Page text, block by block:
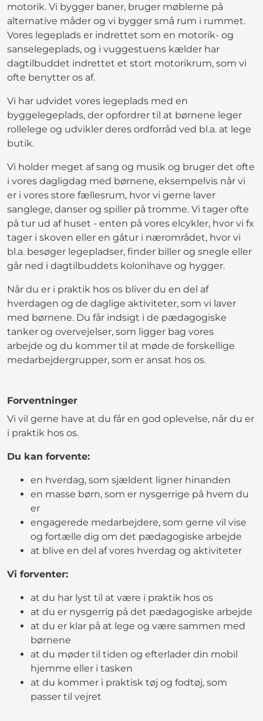
motorik. Vi bygger baner, bruger møblerne på
alternative måder og vi bygger små rum i rummet.
Vores legeplads er indrettet som en motorik- og
sanselegeplads, og i vuggestuens kælder har
dagtilbuddet indrettet et stort motorikrum, som vi
ofte benytter os af.
Vi har udvidet vores legeplads med en
byggelegeplads, der opfordrer til at børnene leger
rollelege og udvikler deres ordforråd ved bl.a. at lege
butik.
Vi holder meget af sang og musik og bruger det ofte
i vores dagligdag med børnene, eksempelvis når vi
er i vores store fællesrum, hvor vi gerne laver
sanglege, danser og spiller på tromme. Vi tager ofte
på tur ud af huset - enten på vores elcykler, hvor vi fx
tager i skoven eller en gåtur i nærområdet, hvor vi
bl.a. besøger legepladser, finder biller og snegle eller
går ned i dagtilbuddets kolonihave og hygger.
Når du er i praktik hos os bliver du en del af
hverdagen og de daglige aktiviteter, som vi laver
med børnene. Du får indsigt i de pædagogiske
tanker og overvejelser, som ligger bag vores
arbejde og du kommer til at møde de forskellige
medarbejdergrupper, som er ansat hos os.
Forventninger
Vi vil gerne have at du får en god oplevelse, når du er
i praktik hos os.
Du kan forvente:
en hverdag, som sjældent ligner hinanden
en masse børn, som er nysgerrige på hvem du
er
engagerede medarbejdere, som gerne vil vise
og fortælle dig om det pædagogiske arbejde
at blive en del af vores hverdag og aktiviteter
Vi forventer:
at du har lyst til at være i praktik hos os
at du er nysgerrig på det pædagogiske arbejde
at du er klar på at lege og være sammen med
børnene
at du møder til tiden og efterlader din mobil
hjemme eller i tasken
at du kommer i praktisk tøj og fodtøj, som
passer til vejret